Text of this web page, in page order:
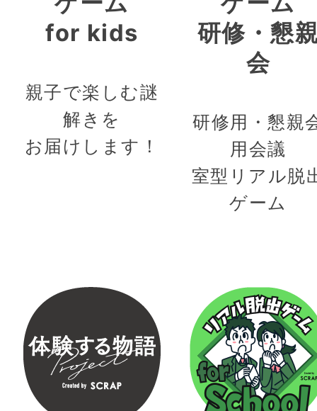
for kids
親子で楽しむ謎
解きを
お届けします！
研修・懇
会
研修用・懇親
用会議
室型リアル脱
ゲーム